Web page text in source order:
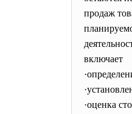
продаж
включает
·оценка